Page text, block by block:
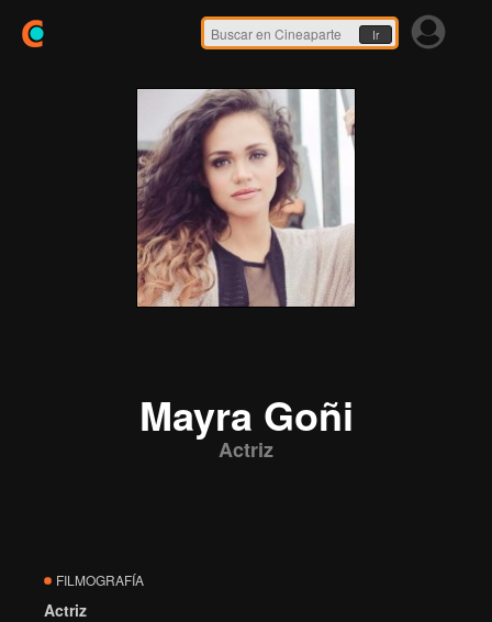
Ir
Mayra Goñi
Actriz
FILMOGRAFÍA
Actriz